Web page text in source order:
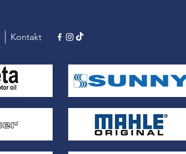
Kontakt